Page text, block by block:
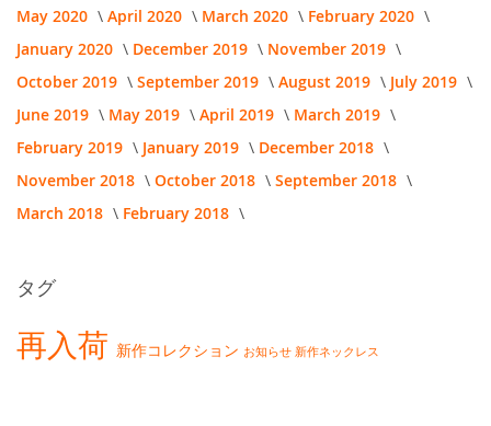
May 2020
April 2020 March 2020
February 2020
January 2020
December 2019
November 2019
October 2019
September 2019 August 2019
July 2019
June 2019
May 2019 April 2019
March 2019
February 2019
January 2019
December 2018
November 2018
October 2018
September 2018
March 2018
February 2018
タグ
再入荷 新作コレクション お知らせ 新作ネックレス